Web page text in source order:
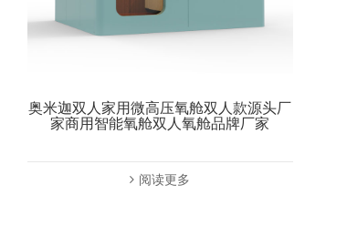
奥米迦双人家用微高压氧舱双人款源头厂
家商用智能氧舱双人氧舱品牌厂家
阅读更多